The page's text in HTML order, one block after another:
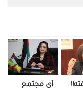
أي مجتمع